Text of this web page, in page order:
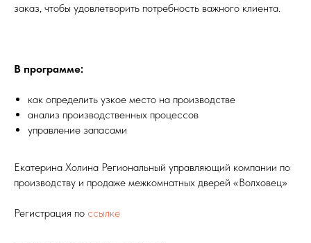
заказ, чтобы удовлетворить потребность важного клиента.
В программе:
как определить узкое место на производстве
анализ производственных процессов
управление запасами
Екатерина Холина Региональный управляющий компании по
производству и продаже межкомнатных дверей «Волховец»
Регистрация по ссылке